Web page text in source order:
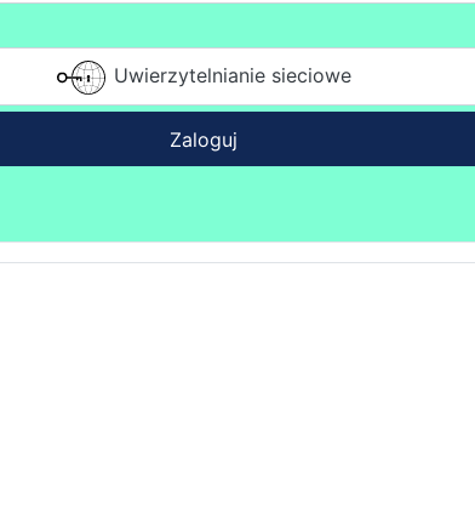
Uwierzytelnianie sieciowe
Zaloguj